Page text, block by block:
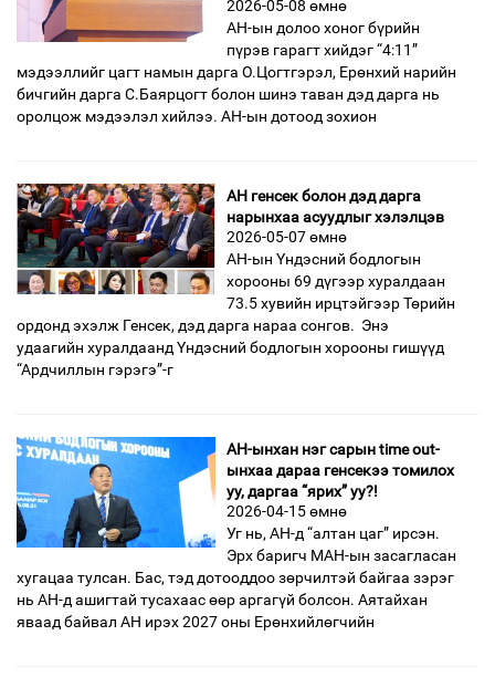
2026-05-08 өмнө
АН-ын долоо хоног бүрийн
пүрэв гарагт хийдэг “4:11”
мэдээллийг цагт намын дарга О.Цогтгэрэл, Ерөнхий нарийн
бичгийн дарга С.Баярцогт болон шинэ таван дэд дарга нь
оролцож мэдээлэл хийлээ. АН-ын дотоод зохион
АН генсек болон дэд дарга
нарынхаа асуудлыг хэлэлцэв
2026-05-07 өмнө
АН-ын Үндэсний бодлогын
хорооны 69 дүгээр хуралдаан
73.5 хувийн ирцтэйгээр Төрийн
ордонд эхэлж Генсек, дэд дарга нараа сонгов. Энэ
удаагийн хуралдаанд Үндэсний бодлогын хорооны гишүүд
“Ардчиллын гэрэгэ”-г
АН-ынхан нэг сарын time out-
ынхаа дараа генсекээ томилох
уу, даргаа “ярих” уу?!
2026-04-15 өмнө
Уг нь, АН-д “алтан цаг” ирсэн.
Эрх баригч МАН-ын засагласан
хугацаа тулсан. Бас, тэд дотооддоо зөрчилтэй байгаа зэрэг
нь АН-д ашигтай тусахаас өөр аргагүй болсон. Аятайхан
яваад байвал АН ирэх 2027 оны Ерөнхийлөгчийн